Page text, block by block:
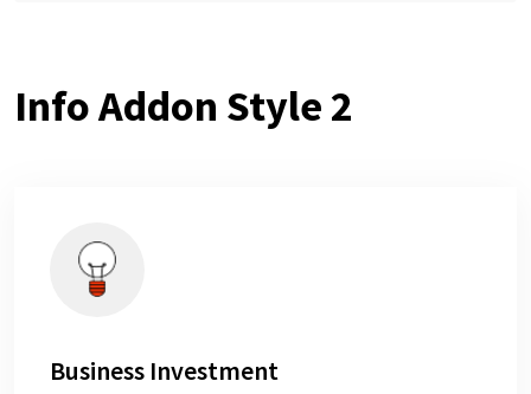
Info Addon Style 2
Business Investment